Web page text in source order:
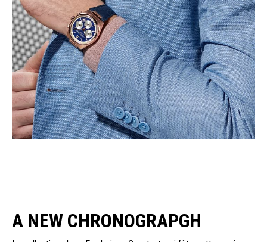
A NEW CHRONOGRAPGH